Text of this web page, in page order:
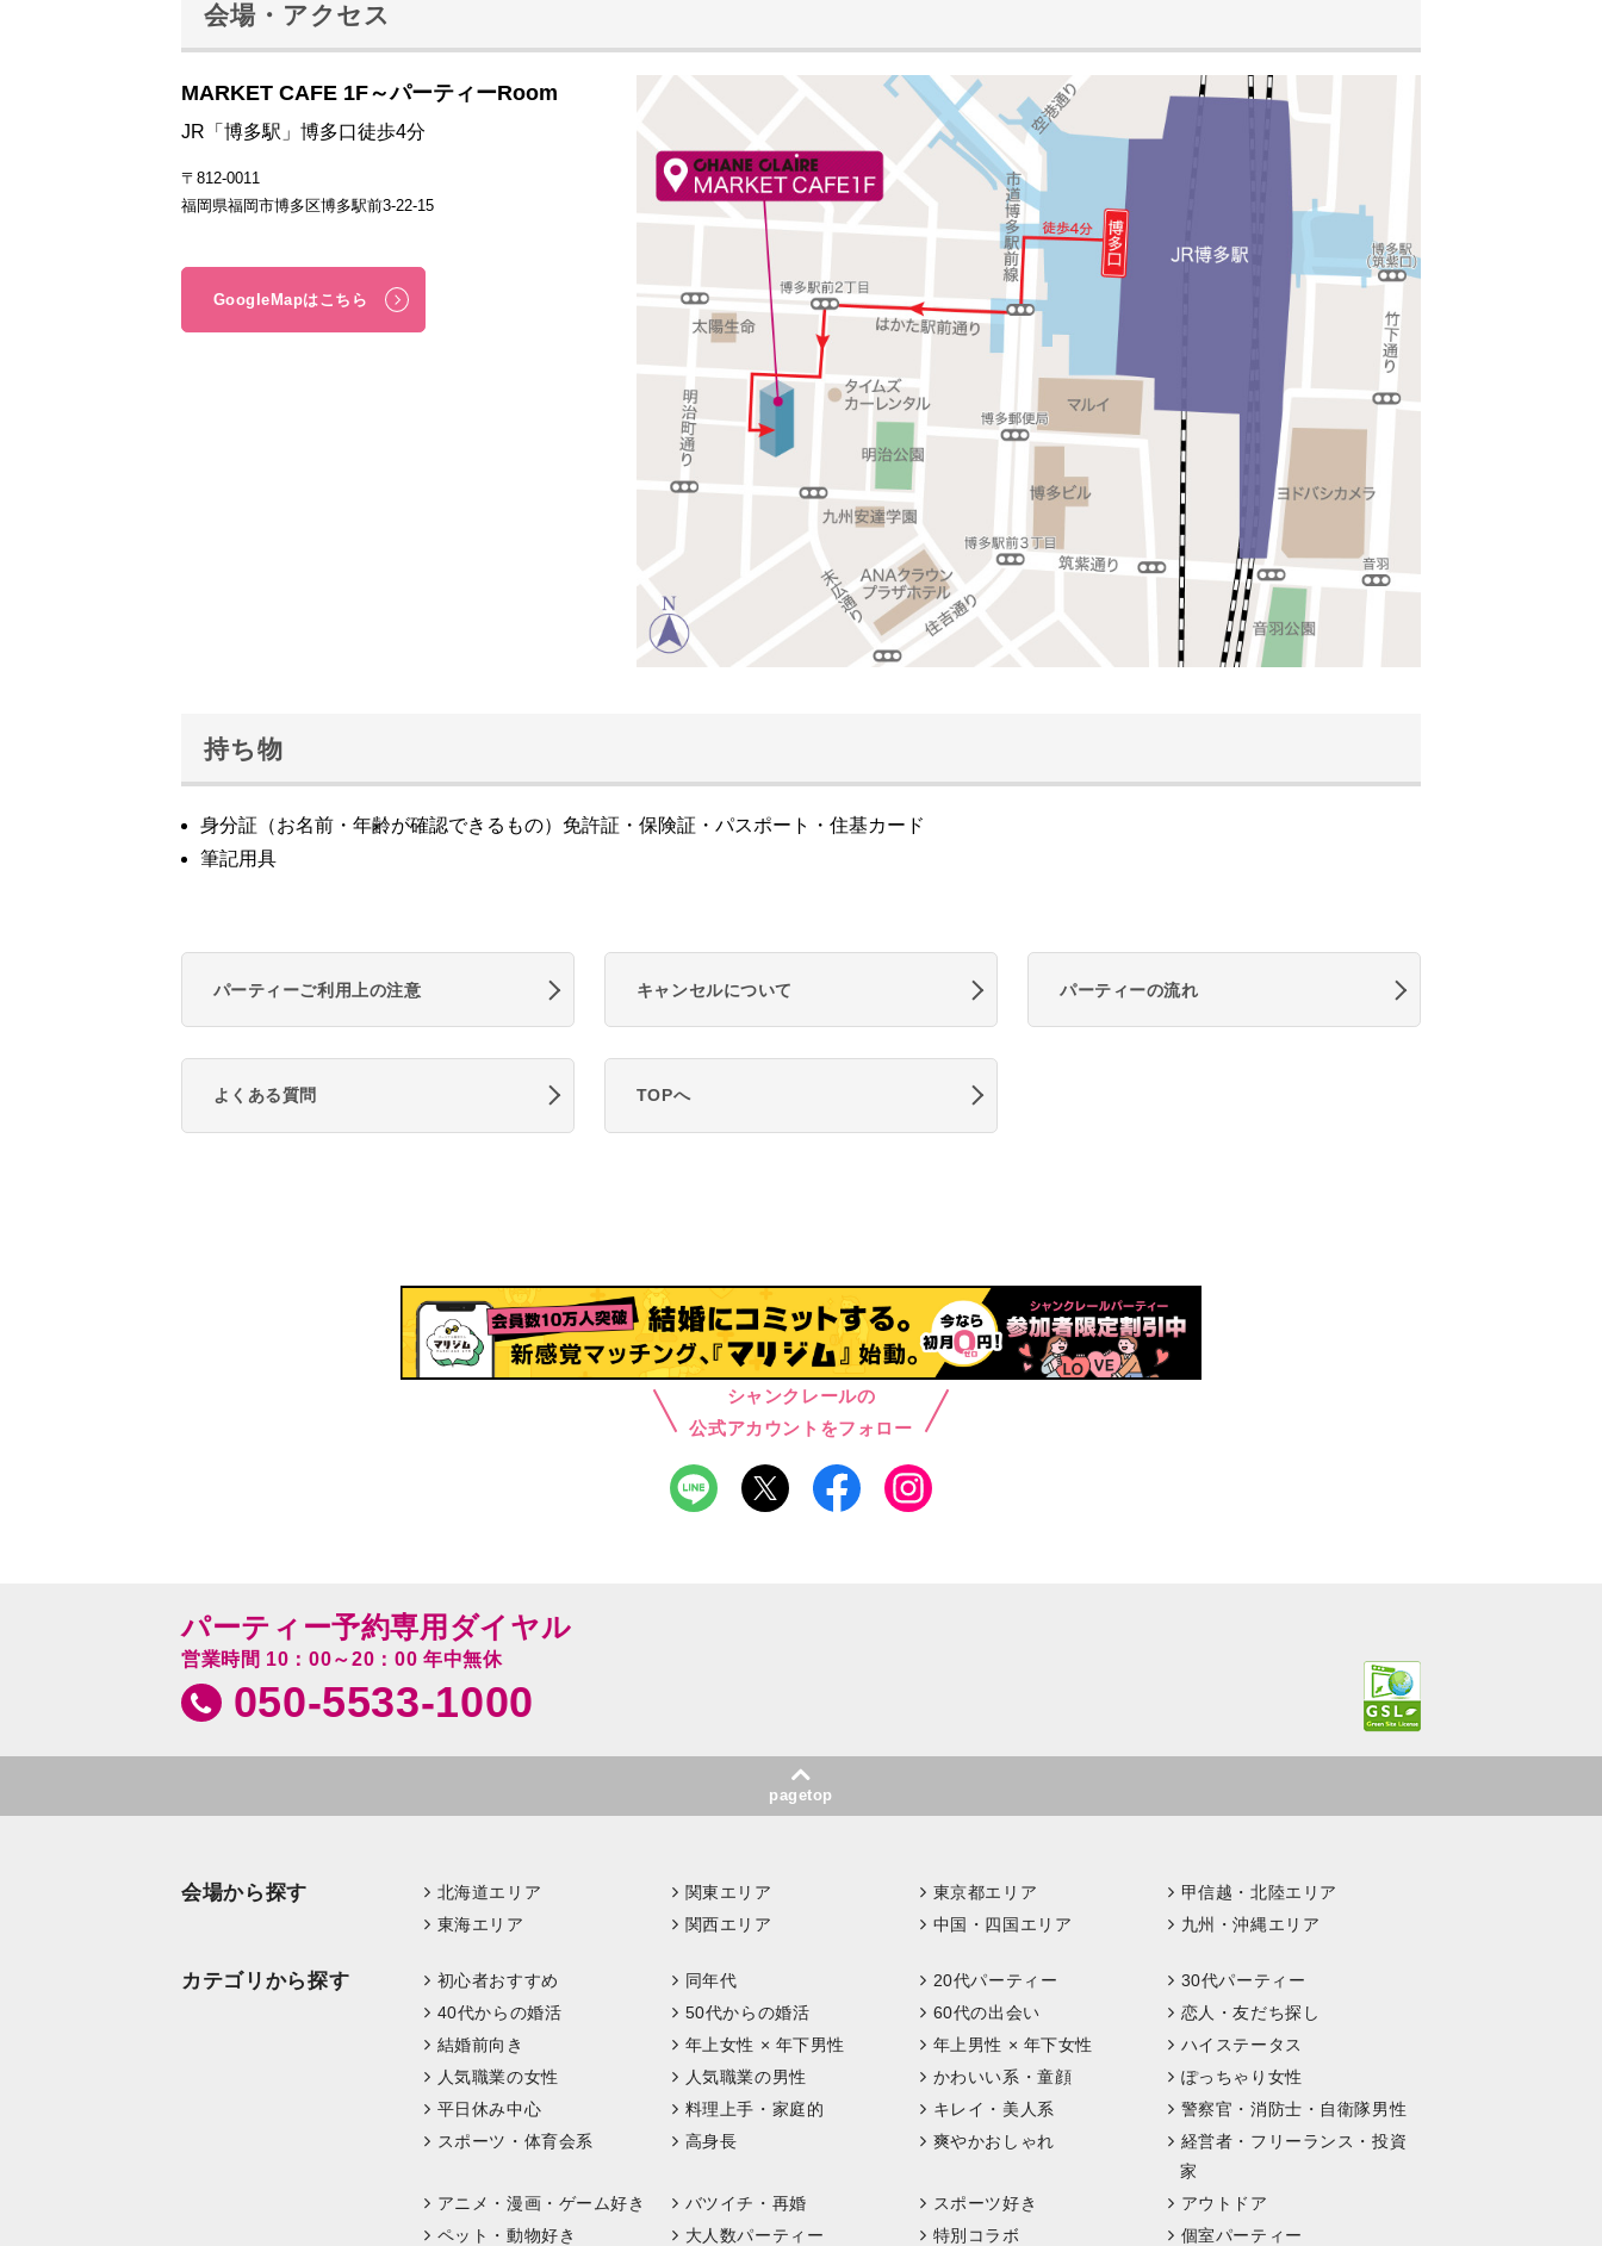
会場・アクセス
MARKET CAFE 1F～パーティーRoom
JR「博多駅」博多口徒歩4分
〒812-0011
福岡県福岡市博多区博多駅前3-22-15
GoogleMapはこちら
持ち物
身分証（お名前・年齢が確認できるもの）免許証・保険証・パスポート・住基カード
筆記用具
パーティーご利用上の注意 キャンセルについて パーティーの流れ
よくある質問 TOPへ
シャンクレールの
公式アカウントをフォロー
パーティー予約専用ダイヤル
営業時間 10：00～20：00 年中無休
050-5533-1000
pagetop
会場から探す 北海道エリア 関東エリア 東京都エリア
甲信越・北陸エリア
東海エリア
関西エリア 中国・四国エリア 九州・沖縄エリア
カテゴリから探す 初心者おすすめ 同年代 20代パーティー
30代パーティー
40代からの婚活
50代からの婚活 60代の出会い
恋人・友だち探し
結婚前向き
年上女性 × 年下男性 年上男性 × 年下女性
ハイステータス
人気職業の女性
人気職業の男性 かわいい系・童顔
ぽっちゃり女性
平日休み中心
料理上手・家庭的 キレイ・美人系
警察官・消防士・自衛隊男性
スポーツ・体育会系
高身長 爽やかおしゃれ
経営者・フリーランス・投資
家
アニメ・漫画・ゲーム好き
バツイチ・再婚 スポーツ好き
アウトドア
ペット・動物好き
大人数パーティー 特別コラボ 個室パーティー